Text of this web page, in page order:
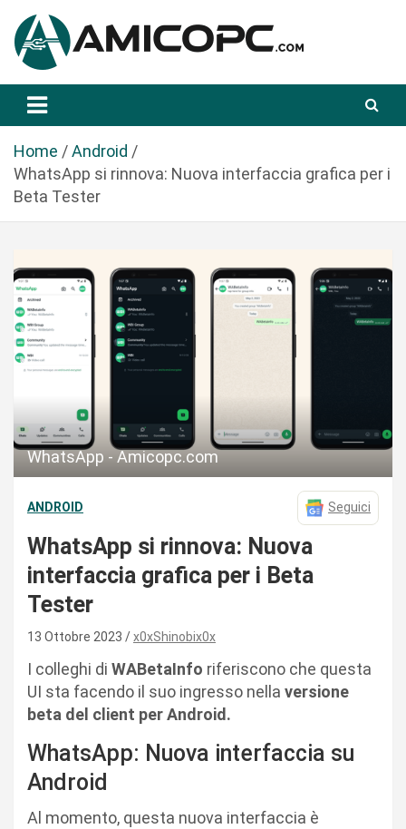
a
Amicopc.com
Home
Android
WhatsApp si rinnova: Nuova interfaccia grafica per i
Beta Tester
WhatsApp - Amicopc.com
ANDROID Seguici
WhatsApp si rinnova: Nuova
interfaccia grafica per i Beta
Tester
13 Ottobre 2023 x0xShinobix0x
I colleghi di WABetaInfo riferiscono che questa
UI sta facendo il suo ingresso nella versione
beta del client per Android.
WhatsApp: Nuova interfaccia su
Android
Al momento, questa nuova interfaccia è